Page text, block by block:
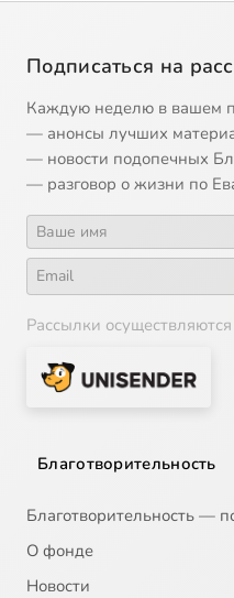
Подписаться на
Каждую неделю в вашем
— анонсы лучших
— новости подопечных
— разговор о жизни по
Рассылки
Благотворительность
Благотворительность —
О фонде
Новости